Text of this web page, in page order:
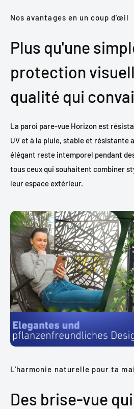
Nos avantages en un coup d'œil
Plus qu'une
protection
qualité qui
La paroi pare-vue Horizon est
UV et à la pluie, stable et résistante
élégant reste intemporel pendant
tous ceux qui souhaitent combiner
leur espace extérieur.
L'harmonie naturelle pour ta
Des brise-vue